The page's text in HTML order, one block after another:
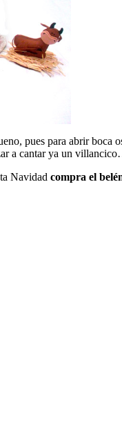
pues para abrir boca
a cantar ya un
Navidad compra el